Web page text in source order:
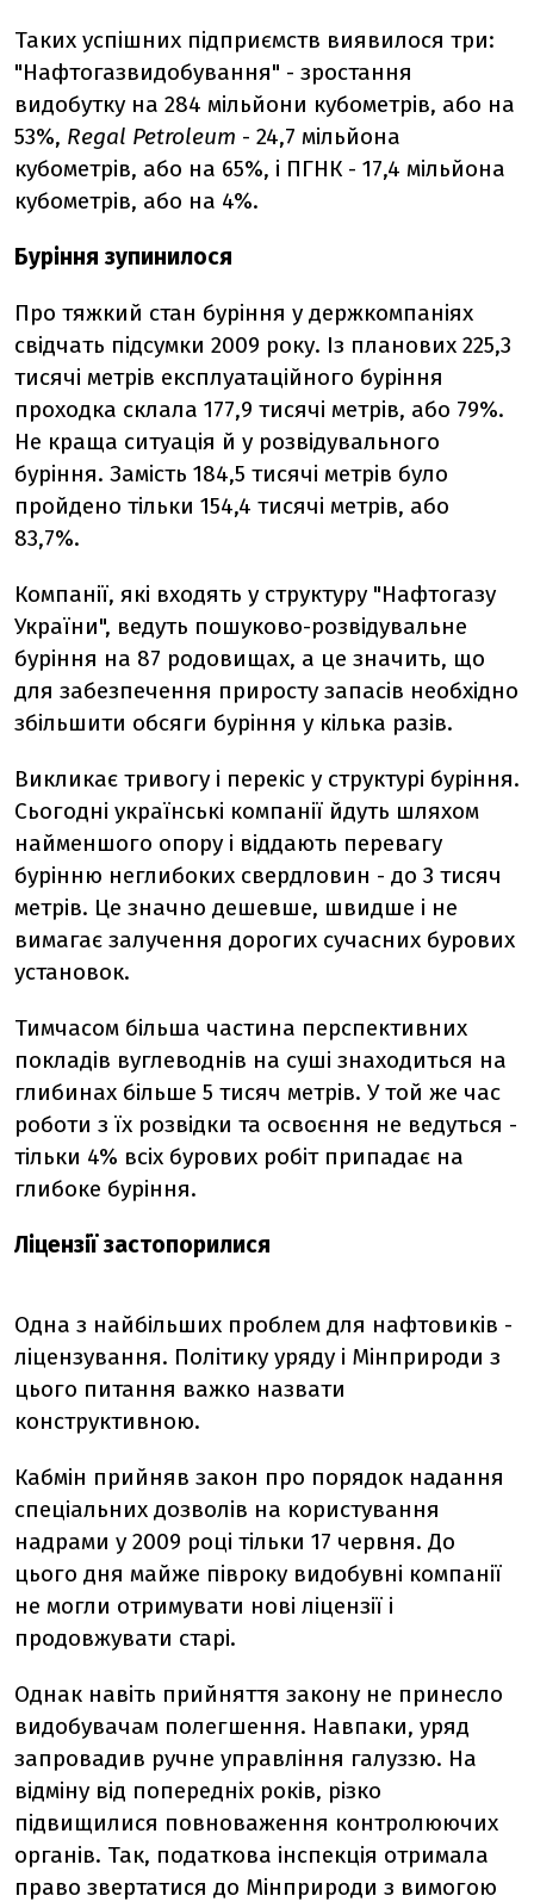
Таких успішних підприємств виявилося три:
"Нафтогазвидобування" - зростання
видобутку на 284 мільйони кубометрів, або на
53%, Regal Petroleum - 24,7 мільйона
кубометрів, або на 65%, і ПГНК - 17,4 мільйона
кубометрів, або на 4%.
Буріння зупинилося
Про тяжкий стан буріння у держкомпаніях
свідчать підсумки 2009 року. Із планових 225,3
тисячі метрів експлуатаційного буріння
проходка склала 177,9 тисячі метрів, або 79%.
Не краща ситуація й у розвідувального
буріння. Замість 184,5 тисячі метрів було
пройдено тільки 154,4 тисячі метрів, або
83,7%.
Компанії, які входять у структуру "Нафтогазу
України", ведуть пошуково-розвідувальне
буріння на 87 родовищах, а це значить, що
для забезпечення приросту запасів необхідно
збільшити обсяги буріння у кілька разів.
Викликає тривогу і перекіс у структурі буріння.
Сьогодні українські компанії йдуть шляхом
найменшого опору і віддають перевагу
бурінню неглибоких свердловин - до 3 тисяч
метрів. Це значно дешевше, швидше і не
вимагає залучення дорогих сучасних бурових
установок.
Тимчасом більша частина перспективних
покладів вуглеводнів на суші знаходиться на
глибинах більше 5 тисяч метрів. У той же час
роботи з їх розвідки та освоєння не ведуться -
тільки 4% всіх бурових робіт припадає на
глибоке буріння.
Ліцензії застопорилися
Одна з найбільших проблем для нафтовиків -
ліцензування. Політику уряду і Мінприроди з
цього питання важко назвати
конструктивною.
Кабмін прийняв закон про порядок надання
спеціальних дозволів на користування
надрами у 2009 році тільки 17 червня. До
цього дня майже півроку видобувні компанії
не могли отримувати нові ліцензії і
продовжувати старі.
Однак навіть прийняття закону не принесло
видобувачам полегшення. Навпаки, уряд
запровадив ручне управління галуззю. На
відміну від попередніх років, різко
підвищилися повноваження контролюючих
органів. Так, податкова інспекція отримала
право звертатися до Мінприроди з вимогою